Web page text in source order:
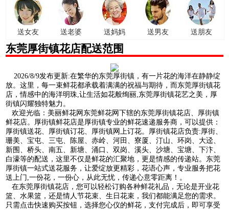
送女友 送老婆 送妈妈 送男友 送朋友
东莞厚街镇花店配送范围
2026/8/9发布更新:在繁华的东莞厚街镇，有一片花的海洋在静静绽
放。这里，每一束鲜花都承载着满满的祝福与期待，而东莞厚街镇花
店，情感中的海洋明珠,让生活如花般绚丽,东莞厚街镇花艺之美，厚
街镇闪耀独特魅力。
欢迎光临：美丽鲜花网东莞鲜花网下辖的东莞厚街镇花店、厚街镇
鲜花店。厚街镇鲜花店是厚街镇专业的鲜花速递服务商，可以提供：
厚街镇送花、厚街镇订花、厚街镇网上订花。厚街镇花店负责:厚街、
珊美、宝屯、三屯、陈屋、赤岭、河田、寮厦、汀山、环岗、大迳、
新围、桥头、南五、新塘、涌口、双岗、溪头、沙塘、宝塘、下汴、
白濠等的配送，这里不仅是鲜花的汇聚地，更是情感的传递站。东莞
厚街镇一站式送花服务，让爱绽放更精彩，花语心声，专业服务把花
送上门,一份花，一份心，从此无忧，传递心意零距离！。
在东莞厚街镇花店，您可以轻松订购各种鲜花礼品，无论是开业花
篮、水果篮，还是情人节花束、生日花束，我们都能满足您的需求。
只需点击快速购买按钮，选择您心仪的鲜花，支付完成后，即可享受